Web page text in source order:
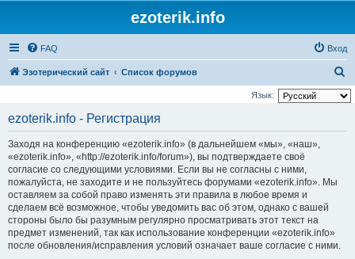
ezoterik.info
FAQ Вход
Эзотерический сайт Список форумов
о
Язык:
ezoterik.info - Регистрация
Заходя на конференцию «ezoterik.info» (в дальнейшем «мы», «наш»,
«ezoterik.info», «http://ezoterik.info/forum»), вы подтверждаете своё
согласие со следующими условиями. Если вы не согласны с ними,
пожалуйста, не заходите и не пользуйтесь форумами «ezoterik.info». Мы
оставляем за собой право изменять эти правила в любое время и
сделаем всё возможное, чтобы уведомить вас об этом, однако с вашей
стороны было бы разумным регулярно просматривать этот текст на
предмет изменений, так как использование конференции «ezoterik.info»
после обновления/исправления условий означает ваше согласие с ними.